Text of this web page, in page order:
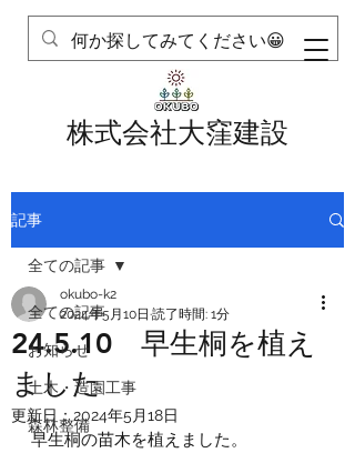
株式会社大窪建設
記事
全ての記事
お知らせ
土木・造園工事
森林整備
全ての記事
24.5.10 早生桐を植え
ました
okubo-k2
2024年5月10日 読了時間: 1分
更新日：2024年5月18日
早生桐の苗木を植えました。